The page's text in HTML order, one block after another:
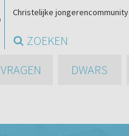
Christelijke jongerencommunity
ZOEKEN
VRAGEN DWARS